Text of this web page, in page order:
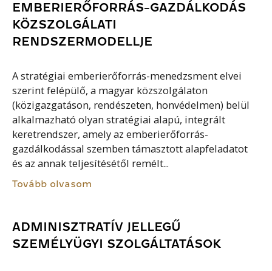
EMBERIERŐFORRÁS-GAZDÁLKODÁS
KÖZSZOLGÁLATI
RENDSZERMODELLJE
A stratégiai emberierőforrás-menedzsment elvei
szerint felépülő, a magyar közszolgálaton
(közigazgatáson, rendészeten, honvédelmen) belül
alkalmazható olyan stratégiai alapú, integrált
keretrendszer, amely az emberierőforrás-
gazdálkodással szemben támasztott alapfeladatot
és az annak teljesítésétől remélt...
Tovább olvasom
ADMINISZTRATÍV JELLEGŰ
SZEMÉLYÜGYI SZOLGÁLTATÁSOK